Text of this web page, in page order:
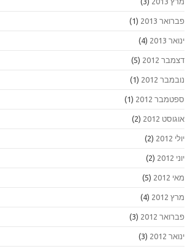
פברואר 2013 (1)
ינואר 2013 (4)
דצמבר 2012 (5)
נובמבר 2012 (1)
ספטמבר 2012 (1)
אוגוסט 2012 (2)
יולי 2012 (2)
יוני 2012 (2)
מאי 2012 (5)
מרץ 2012 (4)
פברואר 2012 (3)
ינואר 2012 (3)